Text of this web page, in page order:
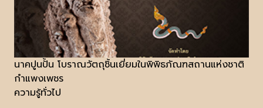
นาคปูนปั้น โบราณวัตถุชิ้นเยี่ยมในพิพิธภัณฑสถานแห่งชาติ
กำแพงเพชร
ความรู้ทั่วไป